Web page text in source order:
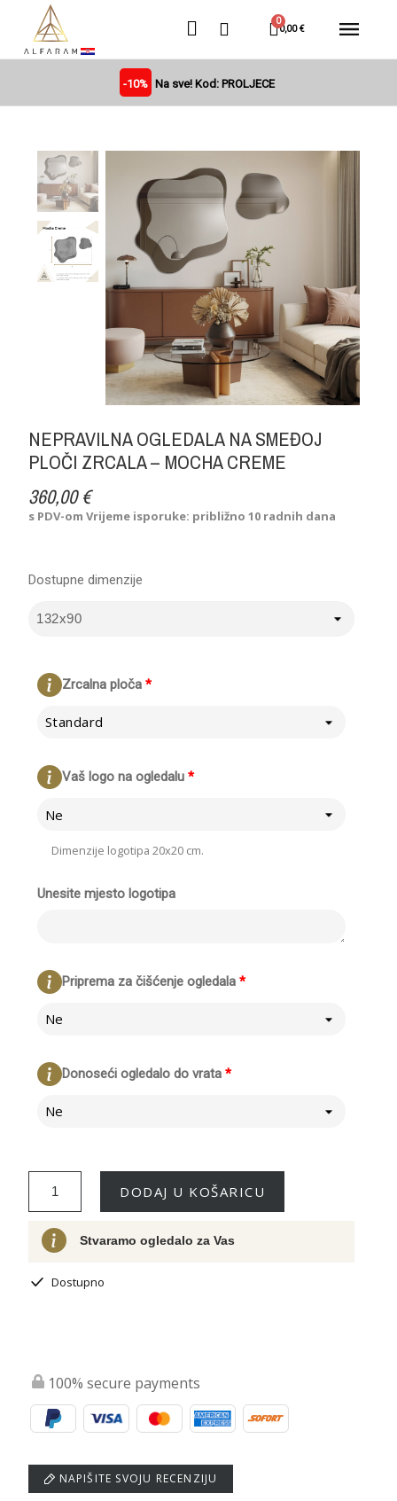
0,00 €
-10% Na sve! Kod: PROLJECE
NEPRAVILNA OGLEDALA NA SMEĐOJ
PLOČI ZRCALA – MOCHA CREME
360,00 €
s PDV-omVrijeme isporuke: približno 10 radnih dana
*
Zrcalna ploča
Standard
*
Vaš logo na ogledalu
Ne
Dimenzije logotipa 20x20 cm.
Unesite mjesto logotipa
*
Priprema za čišćenje ogledala
Ne
*
Donoseći ogledalo do vrata
Ne
Dostupne dimenzije
DODAJ U KOŠARICU
Stvaramo ogledalo za Vas
Dostupno
100% secure payments
NAPIŠITE SVOJU RECENZIJU